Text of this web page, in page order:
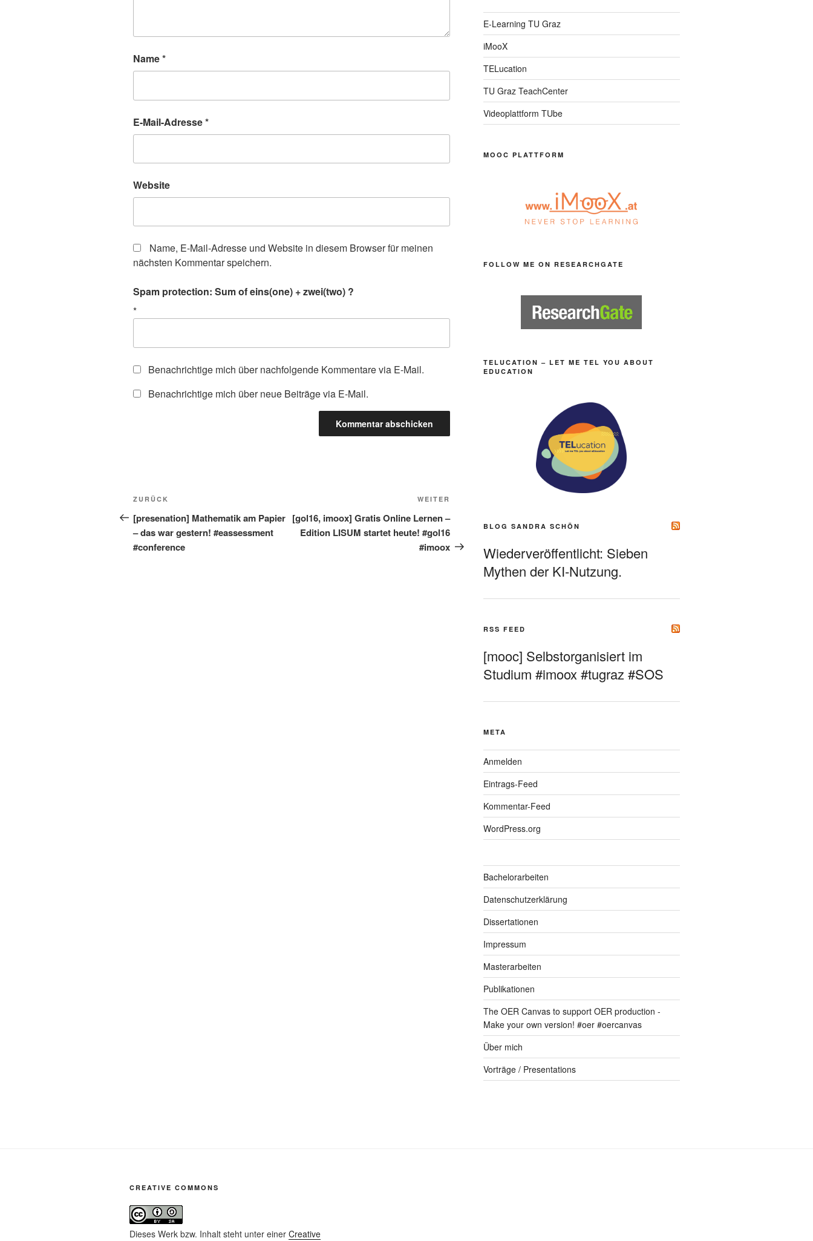
Name*
E-Mail-Adresse*
Website
Name, E-Mail-Adresse und Website in diesem Browser für meinen
nächsten Kommentar speichern.
Spam protection: Sum of eins(one) + zwei(two) ?
*
Benachrichtige mich über nachfolgende Kommentare via E-Mail.
Benachrichtige mich über neue Beiträge via E-Mail.
Beitragsnavigation
Vorheriger
Beitrag
ZURÜCK
[presenation] Mathematik am Papier
– das war gestern! #eassessment
#conference
Beitrag
WEITER
[gol16, imoox] Gratis Online Lernen –
Edition LISUM startet heute! #gol16
#imoox
E-Learning TU Graz
iMooX
TELucation
TU Graz TeachCenter
Videoplattform TUbe
MOOC PLATTFORM
FOLLOW ME ON RESEARCHGATE
TELUCATION – LET ME TEL YOU ABOUT
EDUCATION
BLOG SANDRA SCHÖN
Wiederveröffentlicht: Sieben
Mythen der KI-Nutzung.
RSS FEED
[mooc] Selbstorganisiert im
Studium #imoox #tugraz #SOS
META
Anmelden
Eintrags-Feed
Kommentar-Feed
WordPress.org
Bachelorarbeiten
Datenschutzerklärung
Dissertationen
Impressum
Masterarbeiten
Publikationen
The OER Canvas to support OER production -
Make your own version! #oer #oercanvas
Über mich
Vorträge / Presentations
CREATIVE COMMONS
Dieses Werk bzw. Inhalt steht unter einer Creative